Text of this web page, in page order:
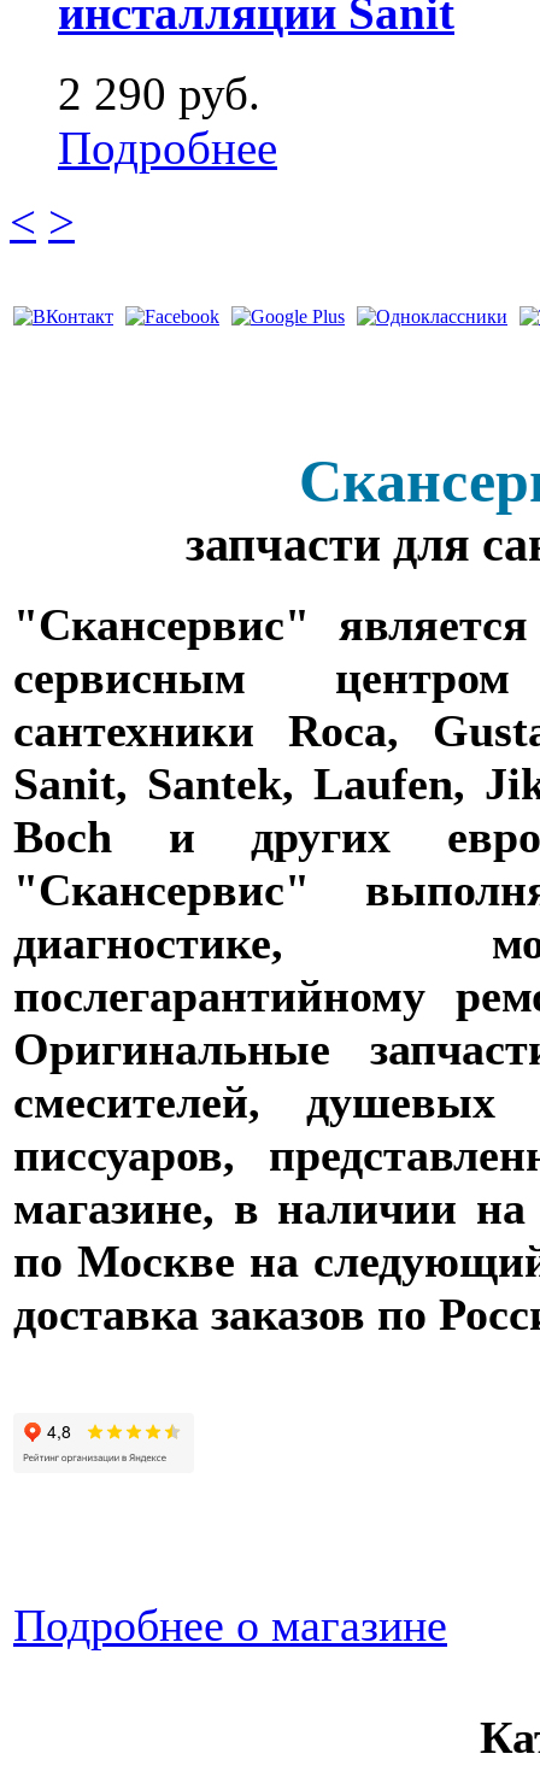
инсталляции Sanit
2 290 руб.
Подробнее
< >
запчасти для
"Скансервис"
сервисным
сантехники Roca,
Sanit, Santek, Laufen,
Boch и других
"Скансервис"
диагностике,
послегарантийному
Оригинальные
смесителей, душевых
писсуаров,
магазине, в наличии на
по Москве на
доставка заказов по
Подробнее о магазине